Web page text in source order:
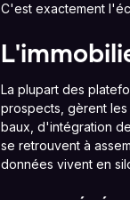
C'est exactement
La plupart des
prospects, gèrent
baux, d'intégration
se retrouvent à
données vivent en